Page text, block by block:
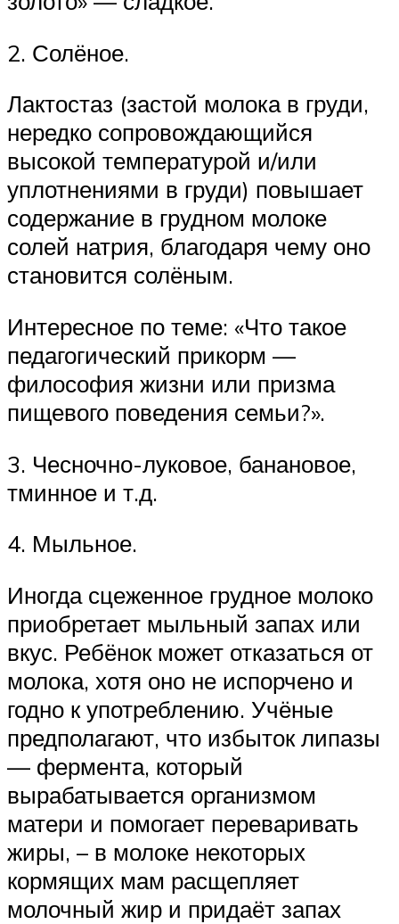
2. Солёное.
Лактостаз (застой молока в груди,
нередко сопровождающийся
высокой температурой и/или
уплотнениями в груди) повышает
содержание в грудном молоке
солей натрия, благодаря чему оно
становится солёным.
Интересное по теме: «Что такое
педагогический прикорм —
философия жизни или призма
пищевого поведения семьи?».
3. Чесночно-луковое, банановое,
тминное и т.д.
4. Мыльное.
Иногда сцеженное грудное молоко
приобретает мыльный запах или
вкус. Ребёнок может отказаться от
молока, хотя оно не испорчено и
годно к употреблению. Учёные
предполагают, что избыток липазы
— фермента, который
вырабатывается организмом
матери и помогает переваривать
жиры, – в молоке некоторых
кормящих мам расщепляет
молочный жир и придаёт запах